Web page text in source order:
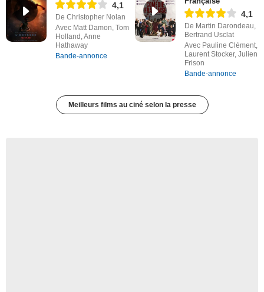
4,1
De Christopher Nolan
Avec Matt Damon, Tom
Holland, Anne
Hathaway
Bande-annonce
4,1
De Martin Darondeau,
Bertrand Usclat
Avec Pauline Clément,
Laurent Stocker, Julien
Frison
Bande-annonce
Meilleurs films au ciné selon la presse